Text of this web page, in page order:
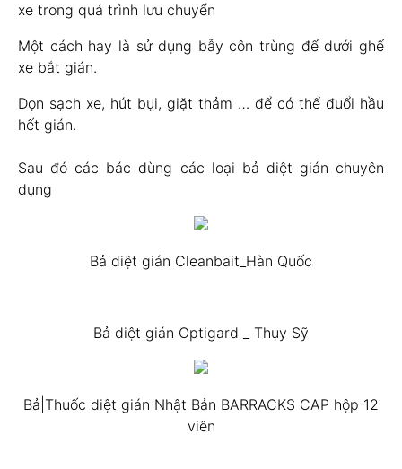
xe trong quá trình lưu chuyển
Một cách hay là sử dụng bẫy côn trùng để dưới ghế
xe bắt gián.
Dọn sạch xe, hút bụi, giặt thảm … để có thể đuổi hầu
hết gián.
Sau đó các bác dùng các loại bả diệt gián chuyên
dụng
Bả diệt gián Cleanbait_Hàn Quốc
Bả diệt gián Optigard _ Thụy Sỹ
Bả|Thuốc diệt gián Nhật Bản BARRACKS CAP hộp 12
viên